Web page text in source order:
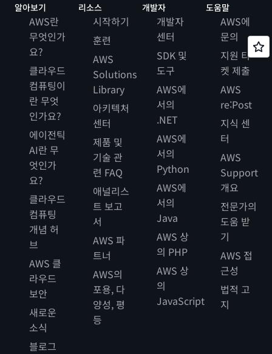
알아보기
AWS란
무엇인가
요?
클라우드
컴퓨팅이
란 무엇
인가요?
에이전틱
AI란 무
엇인가
요?
클라우드
컴퓨팅
개념 허
브
AWS 클
라우드
보안
새로운
소식
블로그
리소스
시작하기
훈련
AWS
Solutions
Library
아키텍처
센터
제품 및
기술 관
련 FAQ
애널리스
트 보고
서
AWS 파
트너
AWS의
포용, 다
양성, 평
등
개발자
개발자
센터
SDK 및
도구
AWS에
서의
.NET
AWS에
서의
Python
AWS에
서의
Java
AWS 상
의 PHP
AWS 상
의
JavaScript
도움말
AWS에
문의
지원 티
켓 제출
AWS
re:Post
지식 센
터
AWS
Support
개요
전문가의
도움 받
기
AWS 접
근성
법적 고
지